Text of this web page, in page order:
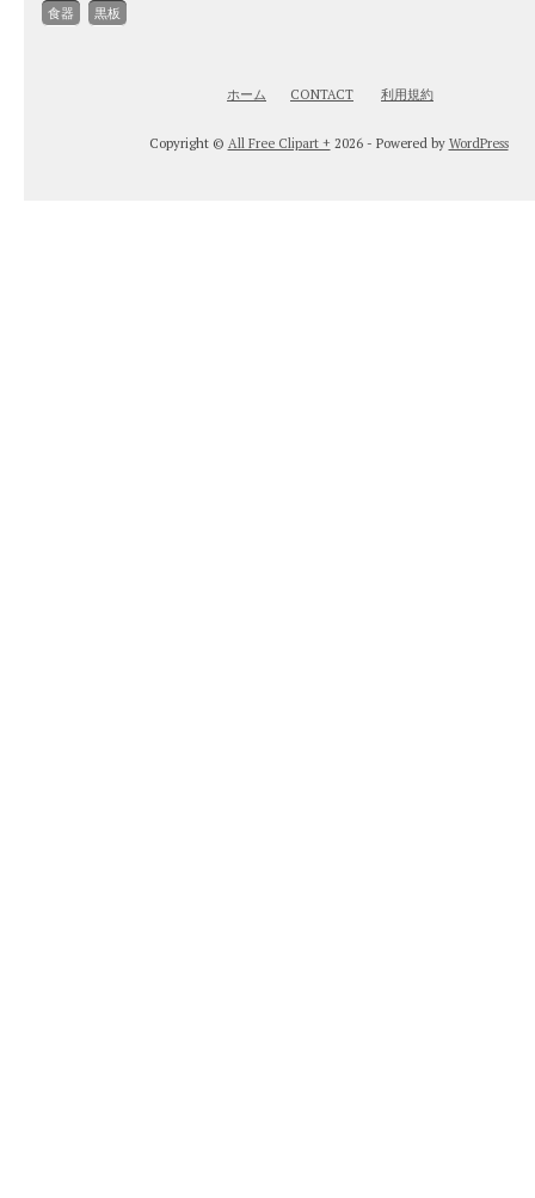
食器 黒板
ホーム CONTACT 利用規約
Copyright © All Free Clipart + 2026 - Powered by WordPress